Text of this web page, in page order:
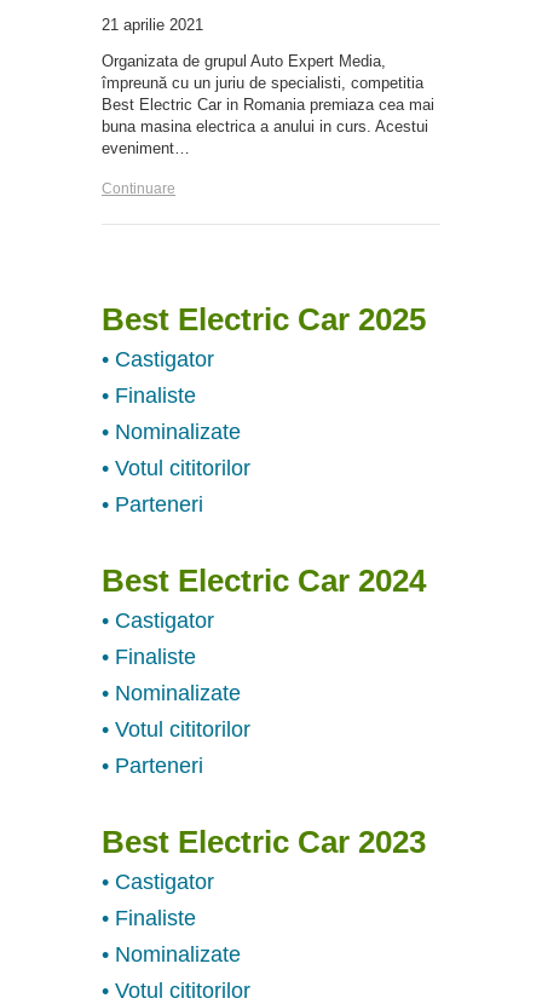
21 aprilie 2021
Organizata de grupul Auto Expert Media,
împreună cu un juriu de specialisti, competitia
Best Electric Car in Romania premiaza cea mai
buna masina electrica a anului in curs. Acestui
eveniment…
Continuare
Best Electric Car 2025
• Castigator
• Finaliste
• Nominalizate
• Votul cititorilor
• Parteneri
Best Electric Car 2024
• Castigator
• Finaliste
• Nominalizate
• Votul cititorilor
• Parteneri
Best Electric Car 2023
• Castigator
• Finaliste
• Nominalizate
• Votul cititorilor